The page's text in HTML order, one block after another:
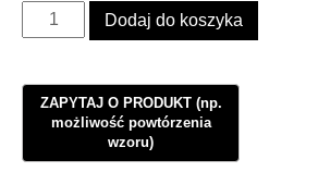
ilość
Wall
Straight
Dodaj do koszyka